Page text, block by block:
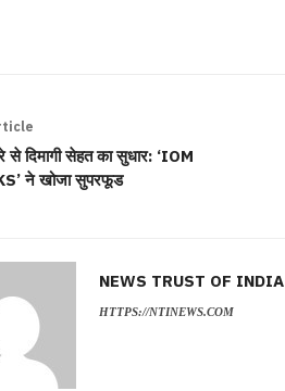
दिमागी सेहत का सुधार: ‘IOM
ने खोजा सुपरफूड
NEWS TRUST OF INDIA
HTTPS://NTINEWS.COM